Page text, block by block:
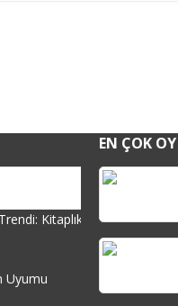
Kitaplıklı
Uyumu
EN ÇOK